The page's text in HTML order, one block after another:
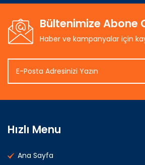
Bültenimize Abone
Haber ve kampanyalar için
Hızlı Menu
Ana Sayfa